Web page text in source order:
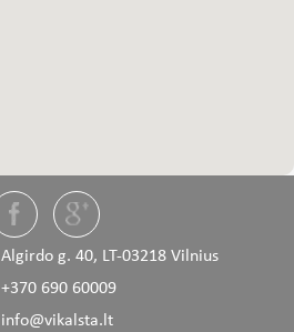
Algirdo g. 40, LT-03218 Vilnius
+370 690 60009
info@vikalsta.lt